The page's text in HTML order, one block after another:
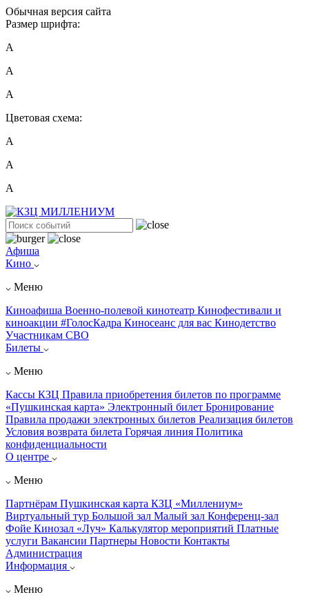
Обычная версия сайта
Размер шрифта:
A
A
A
Цветовая схема:
А
А
А
Афиша
Кино
Меню
Киноафиша Военно-полевой кинотеатр Кинофестивали и
киноакции #ГолосКадра Киносеанс для вас Кинодетство
Участникам СВО
Билеты
Меню
Кассы КЗЦ Правила приобретения билетов по программе
«Пушкинская карта» Электронный билет Бронирование
Правила продажи электронных билетов Реализация билетов
Условия возврата билета Горячая линия Политика
конфиденциальности
О центре
Меню
Партнёрам Пушкинская карта КЗЦ «Миллениум»
Виртуальный тур Большой зал Малый зал Конференц-зал
Фойе Кинозал «Луч» Калькулятор мероприятий Платные
услуги Вакансии Партнеры Новости Контакты
Администрация
Информация
Меню